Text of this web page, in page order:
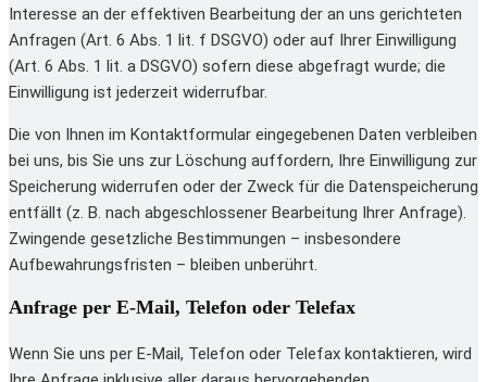
Interesse an der effektiven Bearbeitung der an uns gerichteten
Anfragen (Art. 6 Abs. 1 lit. f DSGVO) oder auf Ihrer Einwilligung
(Art. 6 Abs. 1 lit. a DSGVO) sofern diese abgefragt wurde; die
Einwilligung ist jederzeit widerrufbar.
Die von Ihnen im Kontaktformular eingegebenen Daten verbleiben
bei uns, bis Sie uns zur Löschung auffordern, Ihre Einwilligung zur
Speicherung widerrufen oder der Zweck für die Datenspeicherung
entfällt (z. B. nach abgeschlossener Bearbeitung Ihrer Anfrage).
Zwingende gesetzliche Bestimmungen – insbesondere
Aufbewahrungsfristen – bleiben unberührt.
Anfrage per E-Mail, Telefon oder Telefax
Wenn Sie uns per E-Mail, Telefon oder Telefax kontaktieren, wird